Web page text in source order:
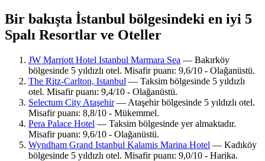
Bir bakışta İstanbul bölgesindeki en iyi 5
Spalı Resortlar ve Oteller
JW Marriott Hotel Istanbul Marmara Sea — Bakırköy
bölgesinde 5 yıldızlı otel. Misafir puanı: 9,6/10 - Olağanüstü.
The Ritz-Carlton, Istanbul — Taksim bölgesinde 5 yıldızlı
otel. Misafir puanı: 9,4/10 - Olağanüstü.
Selectum City Ataşehir— Ataşehir bölgesinde 5 yıldızlı otel.
Misafir puanı: 8,8/10 - Mükemmel.
Pera Palace Hotel — Taksim bölgesinde yer almaktadır.
Misafir puanı: 9,6/10 - Olağanüstü.
Wyndham Grand Istanbul Kalamis Marina Hotel — Kadıköy
bölgesinde 5 yıldızlı otel. Misafir puanı: 9,0/10 - Harika.